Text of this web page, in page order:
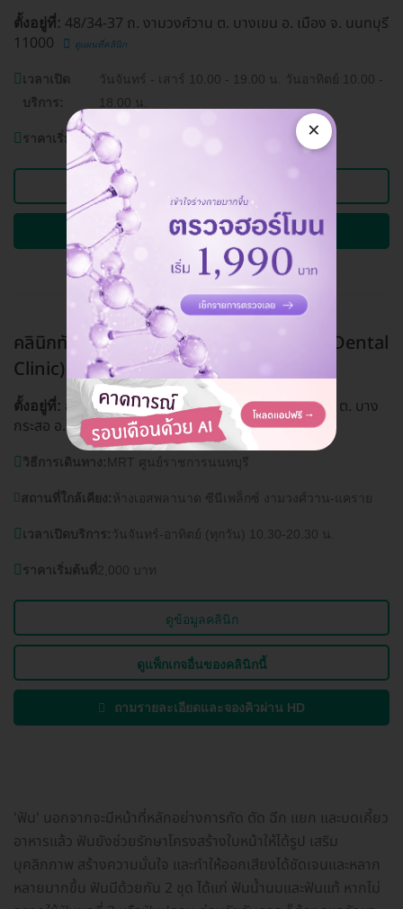
ตั้งอยู่ที่: 48/34-37 ถ. งามวงศ์วาน ต. บางเขน อ. เมือง จ. นนทบุรี
11000
ดูแผนที่คลินิก
เวลาเปิด
บริการ:
วันจันทร์ - เสาร์ 10.00 - 19.00 น. วันอาทิตย์ 10.00 -
18.00 น.
ราคาเริ่มต้นที่3,000 บาท
ดูแพ็กเกจอื่นของคลินิกนี้
ถามรายละเอียดและจองคิวผ่าน HD
คลินิกทันตกรรมสไมล์ดีไลท์ (Smile Delight Dental
Clinic)
งามวงศ์วาน
ตั้งอยู่ที่: อาคารเอสพลานาด แคราย ชั้น 1 ถ. รัตนาธิเบศร์ ต. บาง
กระสอ อ. เมือง จ. นนทบุรี 11000
ดูแผนที่คลินิก
วิธีการเดินทาง: MRT ศูนย์ราชการนนทบุรี
สถานที่ใกล้เคียง: ห้างเอสพลานาด ซีนีเพล็กซ์ งามวงศ์วาน-แคราย
เวลาเปิดบริการ: วันจันทร์-อาทิตย์ (ทุกวัน) 10.30-20.30 น.
ราคาเริ่มต้นที่ 2,000 บาท
ดูข้อมูลคลินิก
ดูแพ็กเกจอื่นของคลินิกนี้
ถามรายละเอียดและจองคิวผ่าน HD
'ฟัน' นอกจากจะมีหน้าที่หลักอย่างการกัด ตัด ฉีก แยก และบดเคี้ยว
อาหารแล้ว ฟันยังช่วยรักษาโครงสร้างใบหน้าให้ได้รูป เสริม
บุคลิกภาพ สร้างความมั่นใจ และทำให้ออกเสียงได้ชัดเจนและหลาก
หลายมากขึ้น ฟันมีด้วยกัน 2 ชุด ได้แก่ ฟันน้ำนมและฟันแท้ หากไม่
×